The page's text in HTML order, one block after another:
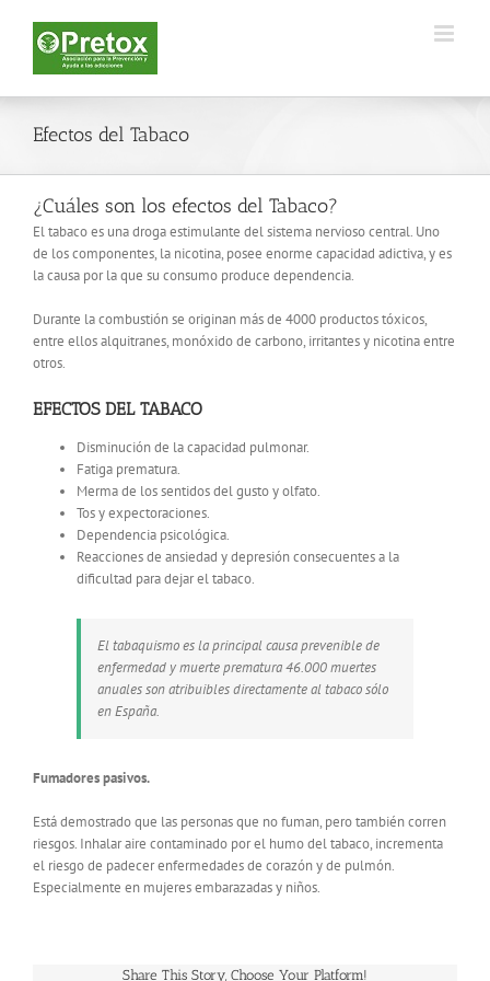
contenido
Efectos del Tabaco
¿Cuáles son los efectos del Tabaco?
El tabaco es una droga estimulante del sistema nervioso central. Uno
de los componentes, la nicotina, posee enorme capacidad adictiva, y es
la causa por la que su consumo produce dependencia.
Durante la combustión se originan más de 4000 productos tóxicos,
entre ellos alquitranes, monóxido de carbono, irritantes y nicotina entre
otros.
EFECTOS DEL TABACO
Disminución de la capacidad pulmonar.
Fatiga prematura.
Merma de los sentidos del gusto y olfato.
Tos y expectoraciones.
Dependencia psicológica.
Reacciones de ansiedad y depresión consecuentes a la
dificultad para dejar el tabaco.
El tabaquismo es la principal causa prevenible de
enfermedad y muerte prematura 46.000 muertes
anuales son atribuibles directamente al tabaco sólo
en España.
Fumadores pasivos.
Está demostrado que las personas que no fuman, pero también corren
riesgos. Inhalar aire contaminado por el humo del tabaco, incrementa
el riesgo de padecer enfermedades de corazón y de pulmón.
Especialmente en mujeres embarazadas y niños.
Share This Story, Choose Your Platform!